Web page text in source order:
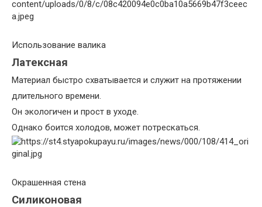
Использование валика
Латексная
Материал быстро схватывается и служит на протяжении
длительного времени.
Он экологичен и прост в уходе.
Однако боится холодов, может потрескаться.
Окрашенная стена
Силиконовая